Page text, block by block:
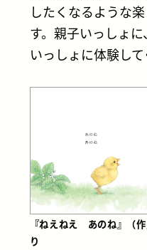
したくなるような
す。親子いっしょ
いっしょに体験して
『ねえねえ あのね』（
り